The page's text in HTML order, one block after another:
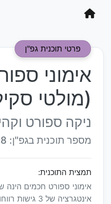
פרטי תוכנית גפ"ן
אימוני
(מולטי
ניקה ספורט
מספר תוכנית בגפ"ן: 3108
תמצית התוכנית:
אימוני ספורט חכמים
אינטגרציה של 3